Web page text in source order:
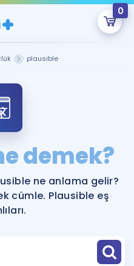
0
An Boş.
onlarca eğitim seni
plausible
demek?
ne anlama gelir?
cümle. Plausible eş